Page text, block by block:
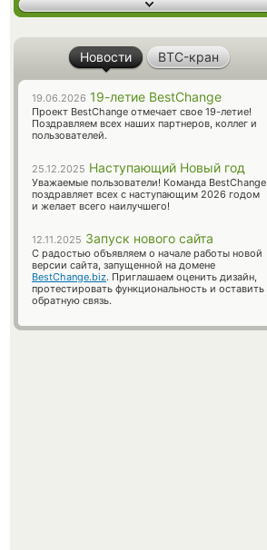
Новости BTC-кран
19.06.2026 19-летие BestChange
Проект BestChange отмечает свое 19-летие!
Поздравляем всех наших партнеров, коллег и
пользователей.
25.12.2025 Наступающий Новый год
Уважаемые пользователи! Команда BestChange
поздравляет всех с наступающим 2026 годом
и желает всего наилучшего!
12.11.2025 Запуск нового сайта
С радостью объявляем о начале работы новой
версии сайта, запущенной на домене
BestChange.biz. Приглашаем оценить дизайн,
протестировать функциональность и оставить
обратную связь.